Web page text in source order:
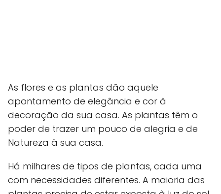
As flores e as plantas dão aquele
apontamento de elegância e cor à
decoração da sua casa. As plantas têm o
poder de trazer um pouco de alegria e de
Natureza à sua casa.
Há milhares de tipos de plantas, cada uma
com necessidades diferentes. A maioria das